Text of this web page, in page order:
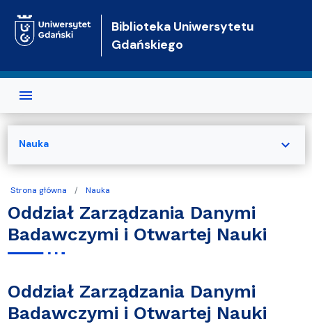
Biblioteka Uniwersytetu
Gdańskiego
Strona główna Nauka
Oddział Zarządzania Danymi
Badawczymi i Otwartej Nauki
Oddział Zarządzania Danymi
Badawczymi i Otwartej Nauki
Nauka expand_more